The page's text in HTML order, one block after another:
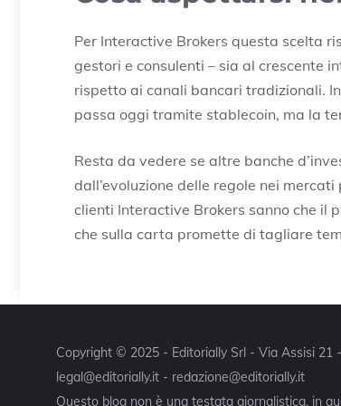
Per Interactive Brokers questa scelta
gestori e consulenti – sia al crescente
rispetto ai canali bancari tradizionali.
passa oggi tramite stablecoin, ma la
Resta da vedere se altre banche
dall’evoluzione delle regole nei
clienti Interactive Brokers sanno che il
che sulla carta promette di tagliare
Copyright © 2025 - Editorially Srl - Via Assisi 21
legal@editorially.it - redazione@editorially.it
Questo blog non è una testata giornalistica, in